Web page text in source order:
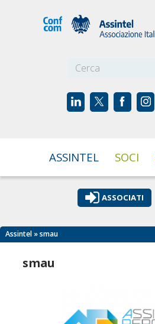
ASSINTEL SOCI
ASSOCIATI
Assintel » smau
smau